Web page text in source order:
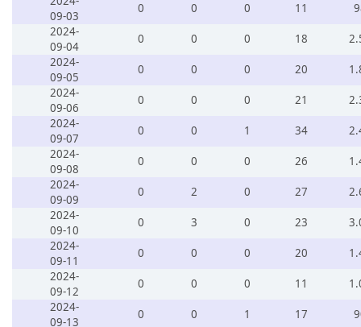
09-03
0 0 0 11
2024-
09-04
0 0 0 18
2024-
09-05
0 0 0 20
2024-
09-06
0 0 0 21
2024-
09-07
0 0 1 34
2024-
09-08
0 0 0 26
2024-
09-09
0 2 0 27
2024-
09-10
0 3 0 23
2024-
09-11
0 0 0 20
2024-
09-12
0 0 0 11
2024-
09-13
0 0 1 17